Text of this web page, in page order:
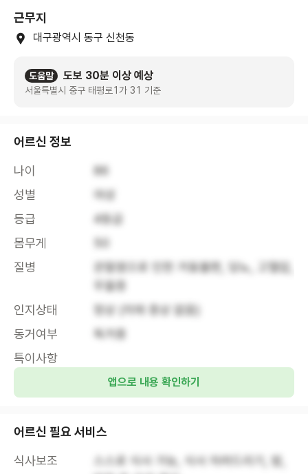
근무지
대구광역시 동구 신천동
도움말 도보 30분 이상 예상
서울특별시 중구 태평로1가 31 기준
어르신 정보
나이
86
성별
여성
등급
4등급
몸무게
50
질병
관절염으로 인한 거동불편, 당뇨, 고혈압,
우울증
인지상태
정상 (치매 증상 없음)
동거여부
독거중
특이사항
앱으로 내용 확인하기
어르신 필요 서비스
식사보조
스스로 식사 가능, 식사 차려드리기, 밥,